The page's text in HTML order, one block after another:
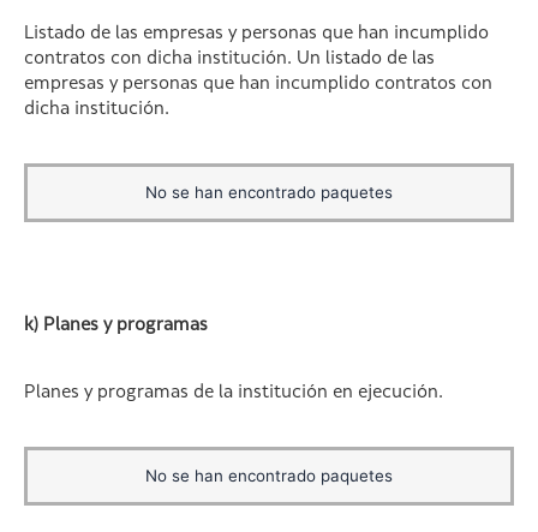
Listado de las empresas y personas que han incumplido
contratos con dicha institución. Un listado de las
empresas y personas que han incumplido contratos con
dicha institución.
No se han encontrado paquetes
k) Planes y programas
Planes y programas de la institución en ejecución.
No se han encontrado paquetes